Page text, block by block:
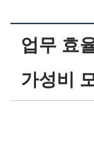
업무 효
가성비